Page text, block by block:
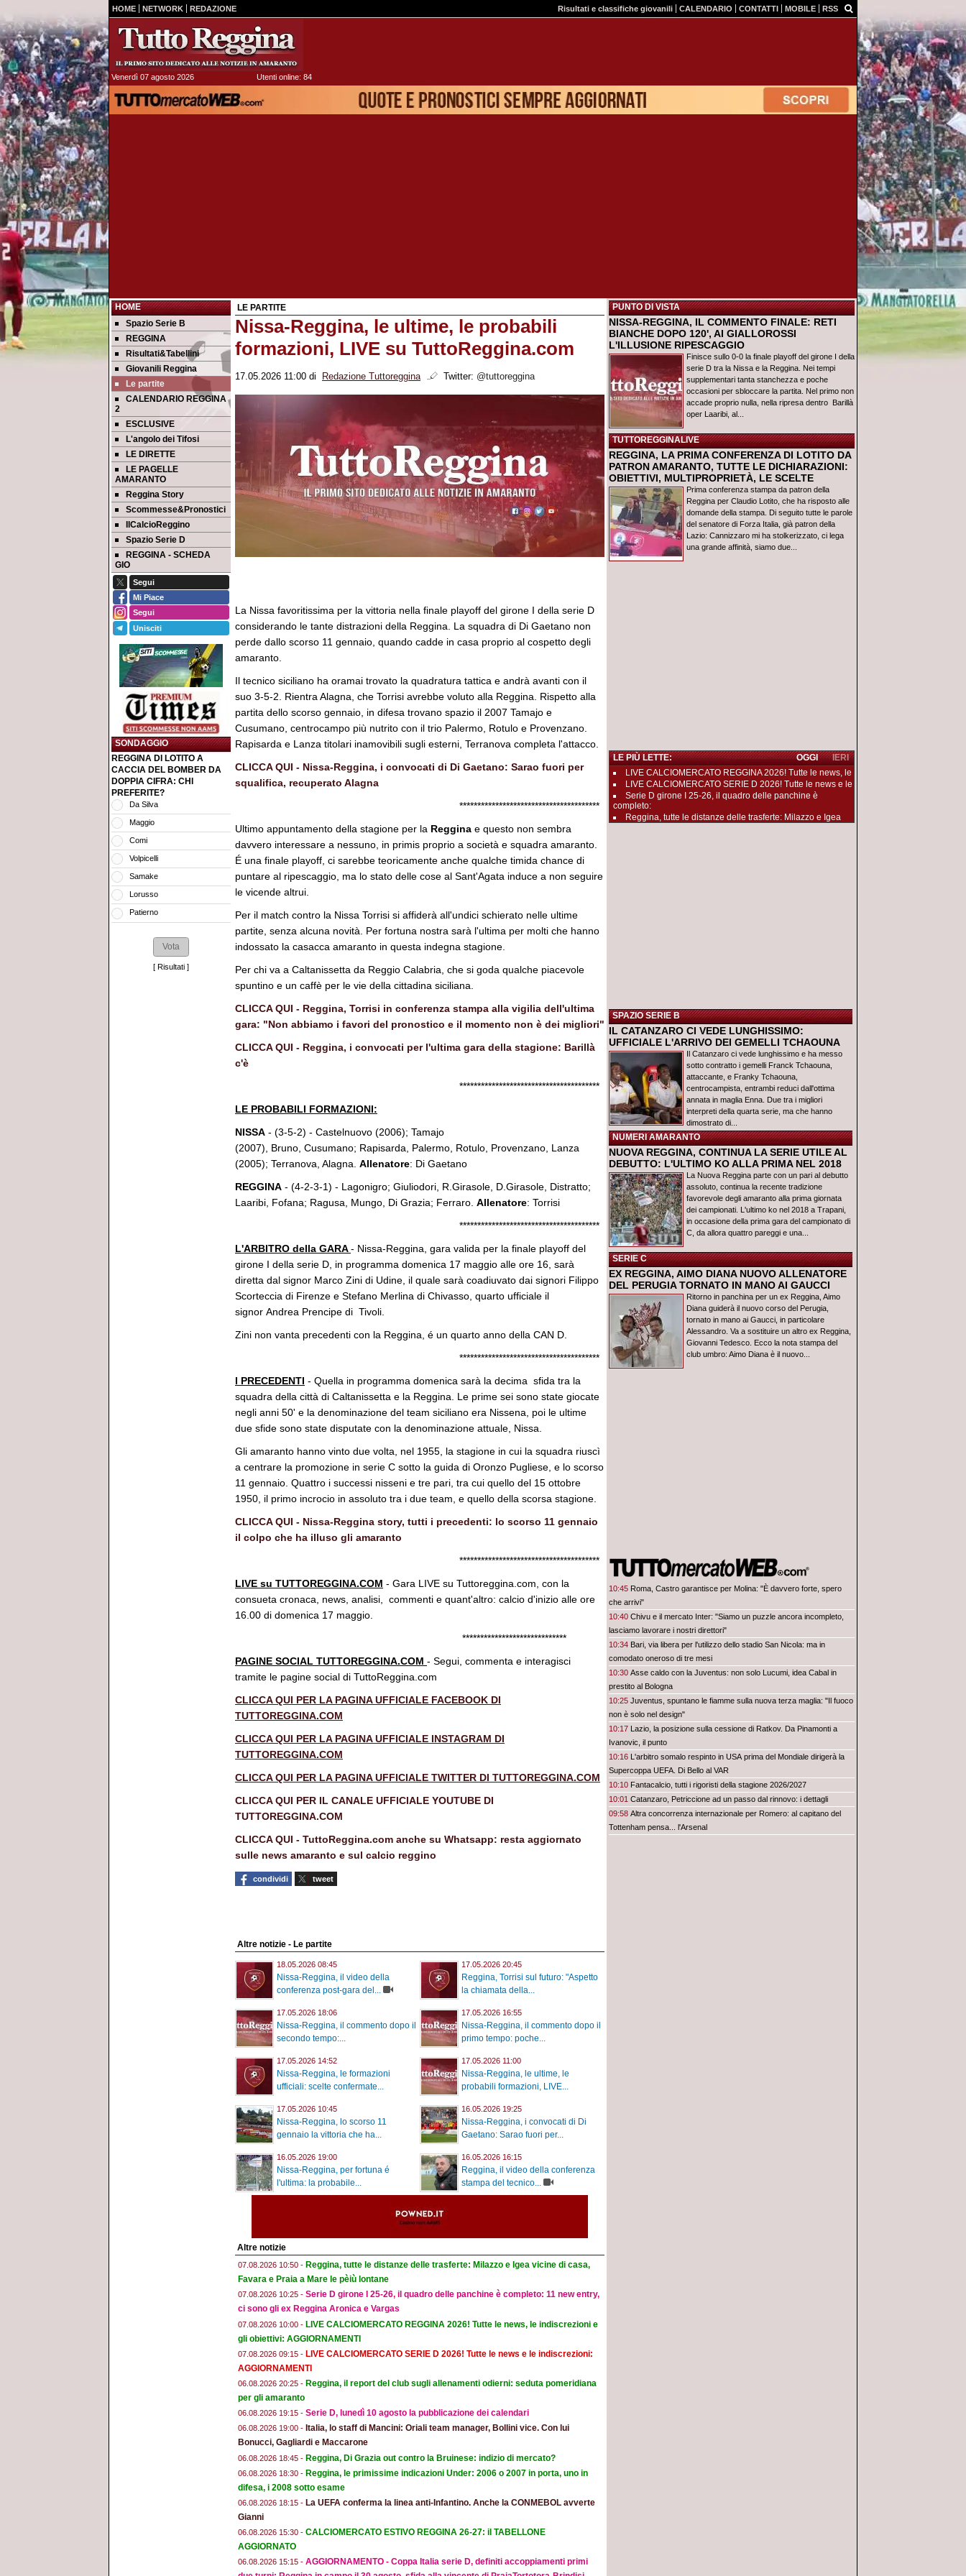
HOME NETWORK REDAZIONE Risultati e classifiche giovanili CALENDARIO CONTATTI MOBILE RSS
Venerdì 07 agosto 2026 Utenti online: 84
HOME
Spazio Serie B
REGGINA
Risultati&Tabellini
Giovanili Reggina
Le partite
CALENDARIO REGGINA
2
ESCLUSIVE
L'angolo dei Tifosi
LE DIRETTE
LE PAGELLE
AMARANTO
Reggina Story
Scommesse&Pronostici
IlCalcioReggino
Spazio Serie D
REGGINA - SCHEDA
GIO
Segui
Mi Piace
Segui
Unisciti
SONDAGGIO
REGGINA DI LOTITO A
CACCIA DEL BOMBER DA
DOPPIA CIFRA: CHI
PREFERITE?
Da Silva
Maggio
Comi
Volpicelli
Samake
Lorusso
Patierno
[ Risultati ]
LE PARTITE
Nissa-Reggina, le ultime, le probabili
formazioni, LIVE su TuttoReggina.com
17.05.2026 11:00 di Redazione Tuttoreggina Twitter: @tuttoreggina
La Nissa favoritissima per la vittoria nella finale playoff del girone I della serie D
considerando le tante distrazioni della Reggina. La squadra di Di Gaetano non
perde dallo scorso 11 gennaio, quando cadde in casa proprio al cospetto degli
amaranto.
Il tecnico siciliano ha oramai trovato la quadratura tattica e andrà avanti con il
suo 3-5-2. Rientra Alagna, che Torrisi avrebbe voluto alla Reggina. Rispetto alla
partita dello scorso gennaio, in difesa trovano spazio il 2007 Tamajo e
Cusumano, centrocampo più nutrito con il trio Palermo, Rotulo e Provenzano.
Rapisarda e Lanza titolari inamovibili sugli esterni, Terranova completa l'attacco.
CLICCA QUI - Nissa-Reggina, i convocati di Di Gaetano: Sarao fuori per
squalifica, recuperato Alagna
***************************************
Ultimo appuntamento della stagione per la Reggina e questo non sembra
davvero interessare a nessuno, in primis proprio a società e squadra amaranto.
É una finale playoff, ci sarebbe teoricamente anche qualche timida chance di
puntare al ripescaggio, ma lo stato delle cose al Sant'Agata induce a non seguire
le vicende altrui.
Per il match contro la Nissa Torrisi si affiderà all'undici schierato nelle ultime
partite, senza alcuna novità. Per fortuna nostra sarà l'ultima per molti che hanno
indossato la casacca amaranto in questa indegna stagione.
Per chi va a Caltanissetta da Reggio Calabria, che si goda qualche piacevole
spuntino e un caffè per le vie della cittadina siciliana.
CLICCA QUI - Reggina, Torrisi in conferenza stampa alla vigilia dell'ultima
gara: "Non abbiamo i favori del pronostico e il momento non è dei migliori"
CLICCA QUI - Reggina, i convocati per l'ultima gara della stagione: Barillà
c'è
***************************************
LE PROBABILI FORMAZIONI:
NISSA - (3-5-2) - Castelnuovo (2006); Tamajo
(2007), Bruno, Cusumano; Rapisarda, Palermo, Rotulo, Provenzano, Lanza
(2005); Terranova, Alagna. Allenatore: Di Gaetano
REGGINA - (4-2-3-1) - Lagonigro; Giuliodori, R.Girasole, D.Girasole, Distratto;
Laaribi, Fofana; Ragusa, Mungo, Di Grazia; Ferraro. Allenatore: Torrisi
***************************************
L'ARBITRO della GARA- Nissa-Reggina, gara valida per la finale playoff del
girone I della serie D, in programma domenica 17 maggio alle ore 16, sarà
diretta dal signor Marco Zini di Udine, il quale sarà coadiuvato dai signori Filippo
Scorteccia di Firenze e Stefano Merlina di Chivasso, quarto ufficiale il
signor Andrea Prencipe di Tivoli.
Zini non vanta precedenti con la Reggina, é un quarto anno della CAN D.
***************************************
I PRECEDENTI - Quella in programma domenica sarà la decima sfida tra la
squadra della città di Caltanissetta e la Reggina. Le prime sei sono state giocate
negli anni 50' e la denominazione del team siciliano era Nissena, poi le ultime
due sfide sono state disputate con la denominazione attuale, Nissa.
Gli amaranto hanno vinto due volta, nel 1955, la stagione in cui la squadra riuscì
a centrare la promozione in serie C sotto la guida di Oronzo Pugliese, e lo scorso
11 gennaio. Quattro i successi nisseni e tre pari, tra cui quello del 15 ottobre
1950, il primo incrocio in assoluto tra i due team, e quello della scorsa stagione.
CLICCA QUI - Nissa-Reggina story, tutti i precedenti: lo scorso 11 gennaio
il colpo che ha illuso gli amaranto
***************************************
LIVE su TUTTOREGGINA.COM - Gara LIVE su Tuttoreggina.com, con la
consueta cronaca, news, analisi, commenti e quant'altro: calcio d'inizio alle ore
16.00 di domenica 17 maggio.
*****************************
PAGINE SOCIAL TUTTOREGGINA.COM - Segui, commenta e interagisci
tramite le pagine social di TuttoReggina.com
CLICCA QUI PER LA PAGINA UFFICIALE FACEBOOK DI
TUTTOREGGINA.COM
CLICCA QUI PER LA PAGINA UFFICIALE INSTAGRAM DI
TUTTOREGGINA.COM
CLICCA QUI PER LA PAGINA UFFICIALE TWITTER DI TUTTOREGGINA.COM
CLICCA QUI PER IL CANALE UFFICIALE YOUTUBE DI
TUTTOREGGINA.COM
CLICCA QUI - TuttoReggina.com anche su Whatsapp: resta aggiornato
sulle news amaranto e sul calcio reggino
condividi tweet
Altre notizie - Le partite
18.05.2026 08:45
Nissa-Reggina, il video della
conferenza post-gara del...
17.05.2026 20:45
Reggina, Torrisi sul futuro: "Aspetto
la chiamata della...
17.05.2026 18:06
Nissa-Reggina, il commento dopo il
secondo tempo:...
17.05.2026 16:55
Nissa-Reggina, il commento dopo il
primo tempo: poche...
17.05.2026 14:52
Nissa-Reggina, le formazioni
ufficiali: scelte confermate...
17.05.2026 11:00
Nissa-Reggina, le ultime, le
probabili formazioni, LIVE...
17.05.2026 10:45
Nissa-Reggina, lo scorso 11
gennaio la vittoria che ha...
16.05.2026 19:25
Nissa-Reggina, i convocati di Di
Gaetano: Sarao fuori per...
16.05.2026 19:00
Nissa-Reggina, per fortuna é
l'ultima: la probabile...
16.05.2026 16:15
Reggina, il video della conferenza
stampa del tecnico...
Altre notizie
07.08.2026 10:50 - Reggina, tutte le distanze delle trasferte: Milazzo e Igea vicine di casa,
Favara e Praia a Mare le pèiù lontane
07.08.2026 10:25 - Serie D girone I 25-26, il quadro delle panchine è completo: 11 new entry,
ci sono gli ex Reggina Aronica e Vargas
07.08.2026 10:00 - LIVE CALCIOMERCATO REGGINA 2026! Tutte le news, le indiscrezioni e
gli obiettivi: AGGIORNAMENTI
07.08.2026 09:15 - LIVE CALCIOMERCATO SERIE D 2026! Tutte le news e le indiscrezioni:
AGGIORNAMENTI
06.08.2026 20:25 - Reggina, il report del club sugli allenamenti odierni: seduta pomeridiana
per gli amaranto
06.08.2026 19:15 - Serie D, lunedì 10 agosto la pubblicazione dei calendari
06.08.2026 19:00 - Italia, lo staff di Mancini: Oriali team manager, Bollini vice. Con lui
Bonucci, Gagliardi e Maccarone
06.08.2026 18:45 - Reggina, Di Grazia out contro la Bruinese: indizio di mercato?
06.08.2026 18:30 - Reggina, le primissime indicazioni Under: 2006 o 2007 in porta, uno in
difesa, i 2008 sotto esame
06.08.2026 18:15 - La UEFA conferma la linea anti-Infantino. Anche la CONMEBOL avverte
Gianni
06.08.2026 15:30 - CALCIOMERCATO ESTIVO REGGINA 26-27: il TABELLONE
AGGIORNATO
06.08.2026 15:15 - AGGIORNAMENTO - Coppa Italia serie D, definiti accoppiamenti primi
PUNTO DI VISTA
NISSA-REGGINA, IL COMMENTO FINALE: RETI
BIANCHE DOPO 120', AI GIALLOROSSI
L'ILLUSIONE RIPESCAGGIO
Finisce sullo 0-0 la finale playoff del girone I della
serie D tra la Nissa e la Reggina. Nei tempi
supplementari tanta stanchezza e poche
occasioni per sbloccare la partita. Nel primo non
accade proprio nulla, nella ripresa dentro Barillà
oper Laaribi, al...
TUTTOREGGINALIVE
REGGINA, LA PRIMA CONFERENZA DI LOTITO DA
PATRON AMARANTO, TUTTE LE DICHIARAZIONI:
OBIETTIVI, MULTIPROPRIETÀ, LE SCELTE
Prima conferenza stampa da patron della
Reggina per Claudio Lotito, che ha risposto alle
domande della stampa. Di seguito tutte le parole
del senatore di Forza Italia, già patron della
Lazio: Cannizzaro mi ha stolkerizzato, ci lega
una grande affinità, siamo due...
LE PIÙ LETTE: IERI
OGGI
LIVE CALCIOMERCATO REGGINA 2026! Tutte le news, le
LIVE CALCIOMERCATO SERIE D 2026! Tutte le news e le
Serie D girone I 25-26, il quadro delle panchine è
completo:
Reggina, tutte le distanze delle trasferte: Milazzo e Igea
SPAZIO SERIE B
IL CATANZARO CI VEDE LUNGHISSIMO:
UFFICIALE L'ARRIVO DEI GEMELLI TCHAOUNA
Il Catanzaro ci vede lunghissimo e ha messo
sotto contratto i gemelli Franck Tchaouna,
attaccante, e Franky Tchaouna,
centrocampista, entrambi reduci dall'ottima
annata in maglia Enna. Due tra i migliori
interpreti della quarta serie, ma che hanno
dimostrato di...
NUMERI AMARANTO
NUOVA REGGINA, CONTINUA LA SERIE UTILE AL
DEBUTTO: L'ULTIMO KO ALLA PRIMA NEL 2018
La Nuova Reggina parte con un pari al debutto
assoluto, continua la recente tradizione
favorevole degli amaranto alla prima giornata
dei campionati. L'ultimo ko nel 2018 a Trapani,
in occasione della prima gara del campionato di
C, da allora quattro pareggi e una...
SERIE C
EX REGGINA, AIMO DIANA NUOVO ALLENATORE
DEL PERUGIA TORNATO IN MANO AI GAUCCI
Ritorno in panchina per un ex Reggina, Aimo
Diana guiderà il nuovo corso del Perugia,
tornato in mano ai Gaucci, in particolare
Alessandro. Va a sostituire un altro ex Reggina,
Giovanni Tedesco. Ecco la nota stampa del
club umbro: Aimo Diana è il nuovo...
10:45 Roma, Castro garantisce per Molina: "È davvero forte, spero
che arrivi"
10:40 Chivu e il mercato Inter: "Siamo un puzzle ancora incompleto,
lasciamo lavorare i nostri direttori"
10:34 Bari, via libera per l'utilizzo dello stadio San Nicola: ma in
comodato oneroso di tre mesi
10:30 Asse caldo con la Juventus: non solo Lucumi, idea Cabal in
prestito al Bologna
10:25 Juventus, spuntano le fiamme sulla nuova terza maglia: "Il fuoco
non è solo nel design"
10:17 Lazio, la posizione sulla cessione di Ratkov. Da Pinamonti a
Ivanovic, il punto
10:16 L'arbitro somalo respinto in USA prima del Mondiale dirigerà la
Supercoppa UEFA. Di Bello al VAR
10:10 Fantacalcio, tutti i rigoristi della stagione 2026/2027
10:01 Catanzaro, Petriccione ad un passo dal rinnovo: i dettagli
09:58 Altra concorrenza internazionale per Romero: al capitano del
Tottenham pensa... l'Arsenal